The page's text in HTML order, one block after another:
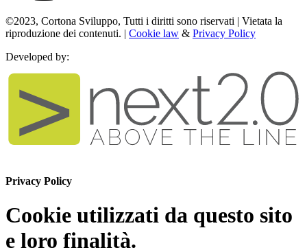
©2023, Cortona Sviluppo, Tutti i diritti sono riservati | Vietata la
riproduzione dei contenuti. | Cookie law & Privacy Policy
Developed by:
Privacy Policy
Cookie utilizzati da questo sito
e loro finalità.